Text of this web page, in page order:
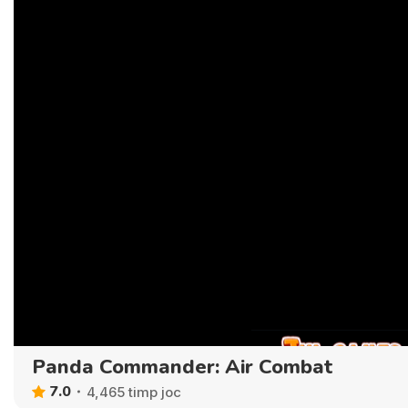
Panda Commander: Air Combat
7.0 4,465 timp joc